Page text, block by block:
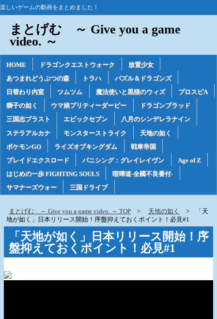
楽しいゲームの動画をまとめました！
まとげむ ～ Give you a game
video. ～
HOME ドラゴンクエストウォーク
放置少女
あつまれどうぶつの森
トラハ
パズル＆ドラゴンズ
日替わり内室
ツムツム 魔法使いと黒猫のウィズ
プロスピA
獅子の如く
ウマ娘プリティーダービー
ドラゴンブラッド
三国志ブラスト
エピックセブン
八月のシンデレラナイン
ステラアルカナ
モンスターストライク
天地の如く
ポケモンGO
ライズオブキングダム
戦車帝国
ブレイドエクスロード
パニシング：グレイレイヴン
Age of Z
はじめの一歩 FIGHTING SOULS
喧嘩道-全國不良番付-
サマナーズウォー
三国ドライブ
まとげむ ～ Give you a game video. ～ TOP 天地の如く
「天
地が如く」日本リリース開始！序盤抑えておくポイント！必見#1
「天地が如く」日本リリース開始！序
盤抑えておくポイント！必見#1